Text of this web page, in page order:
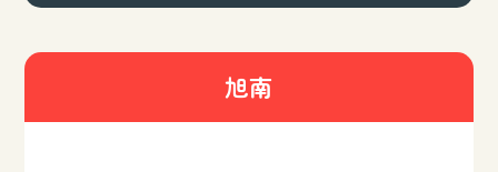
旭南